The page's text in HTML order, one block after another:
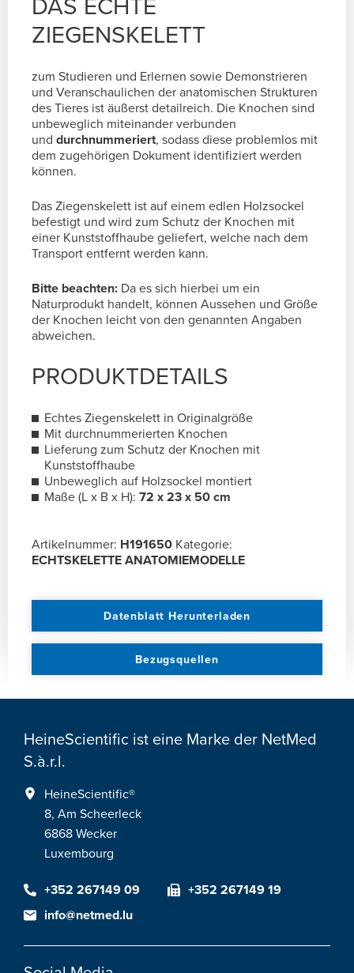
DAS ECHTE
ZIEGENSKELETT
zum Studieren und Erlernen sowie Demonstrieren
und Veranschaulichen der anatomischen Strukturen
des Tieres ist äußerst detailreich. Die Knochen sind
unbeweglich miteinander verbunden
und durchnummeriert, sodass diese problemlos mit
dem zugehörigen Dokument identifiziert werden
können.
Das Ziegenskelett ist auf einem edlen Holzsockel
befestigt und wird zum Schutz der Knochen mit
einer Kunststoffhaube geliefert, welche nach dem
Transport entfernt werden kann.
Bitte beachten: Da es sich hierbei um ein
Naturprodukt handelt, können Aussehen und Größe
der Knochen leicht von den genannten Angaben
abweichen.
PRODUKTDETAILS
Echtes Ziegenskelett in Originalgröße
Mit durchnummerierten Knochen
Lieferung zum Schutz der Knochen mit
Kunststoffhaube
Unbeweglich auf Holzsockel montiert
Maße (L x B x H): 72 x 23 x 50 cm
Artikelnummer: H191650 Kategorie:
ECHTSKELETTE ANATOMIEMODELLE
Datenblatt Herunterladen
Bezugsquellen
HeineScientific ist eine Marke der NetMed
S.à.r.l.
HeineScientific®
8, Am Scheerleck
6868 Wecker
Luxembourg
+352 267149 09
+352 267149 19
info@netmed.lu